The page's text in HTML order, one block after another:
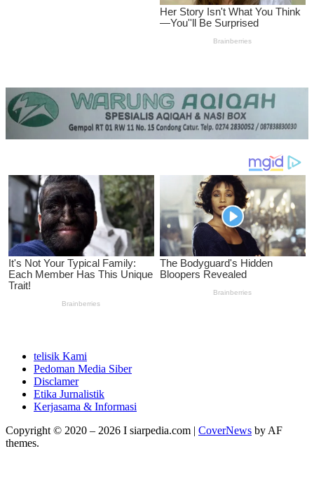
telisik Kami
Pedoman Media Siber
Disclamer
Etika Jurnalistik
Kerjasama & Informasi
Copyright © 2020 – 2026 I siarpedia.com | CoverNews by AF
themes.